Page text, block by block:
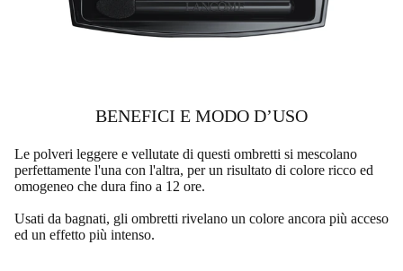
BENEFICI E MODO D’USO​
Le polveri leggere e vellutate di questi ombretti si mescolano
perfettamente l'una con l'altra, per un risultato di colore ricco ed
omogeneo che dura fino a 12 ore.
Usati da bagnati, gli ombretti rivelano un colore ancora più acceso
ed un effetto più intenso.